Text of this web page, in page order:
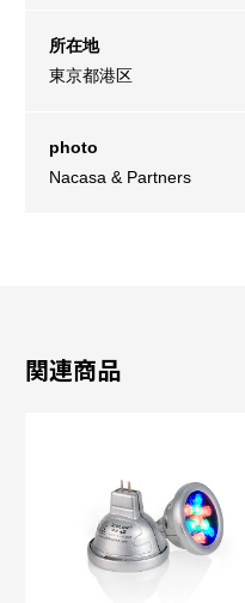
所在地
東京都港区
photo
Nacasa & Partners
関連商品